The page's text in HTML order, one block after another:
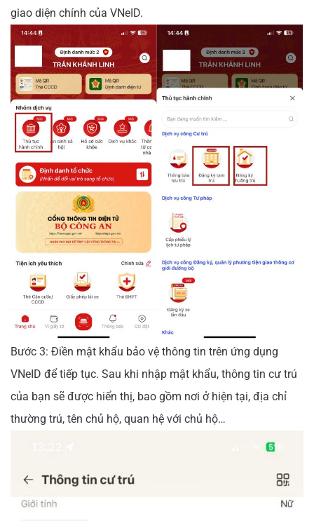
giao diện chính của VNeID.
Bước 3: Điền mật khẩu bảo vệ thông tin trên ứng dụng
VNeID để tiếp tục. Sau khi nhập mật khẩu, thông tin cư trú
của bạn sẽ được hiển thị, bao gồm nơi ở hiện tại, địa chỉ
thường trú, tên chủ hộ, quan hệ với chủ hộ…